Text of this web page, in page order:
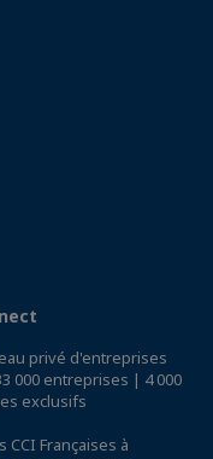
privé d'entreprises
000 entreprises | 4 000
exclusifs
Françaises à